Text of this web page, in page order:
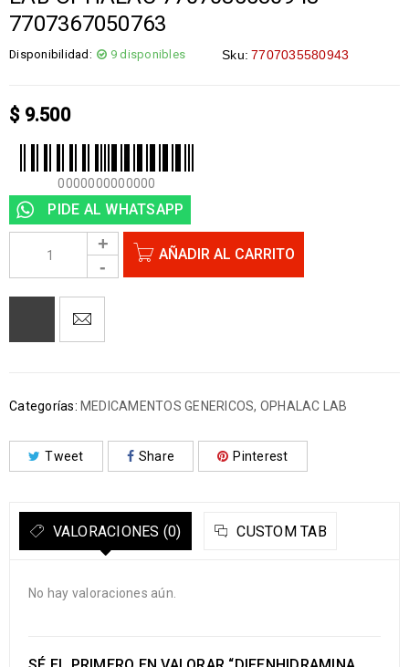
7707367050763
Disponibilidad: 9 disponibles Sku: 7707035580943
$9.500
0000000000000
PIDE AL WHATSAPP
AÑADIR AL CARRITO
Categorías: MEDICAMENTOS GENERICOS, OPHALAC LAB
Tweet Share Pinterest
VALORACIONES (0) CUSTOM TAB
No hay valoraciones aún.